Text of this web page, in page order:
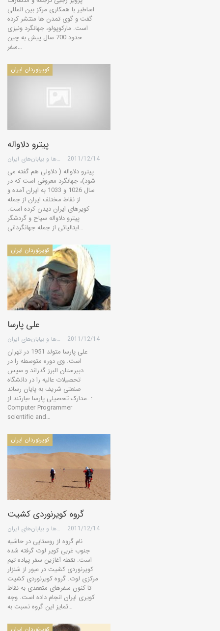
اساطیر با همكاری مركز بین المللی
گفت و گوی تمدن ها منتشر كرده
است. ماركوپولو، جهانگرد ونیزی
حدود 700 سال پیش به چین
سفر…
کویرنوردان ایران
پیترو دلاواله
گروه کویرها و بیابان‌های ایران 2011/12/14
پیترو دلاواله ( دلاولی هم گفته می
شود)، جهانگرد معروفی است که در
سال 1026 و 1033 به ایران آمده و
از نقاط مختلف ایران از جمله
کویرهای ایران دیدن کرده است.
پیترو دلاواله سیاح و گردشگر
ایتالیائی از جمله جهانگردانی…
کویرنوردان ایران
علی پارسا
گروه کویرها و بیابان‌های ایران 2011/12/14
علی پارسا متولد 1951 در تهران
است. وی دوره متوسطه را در
دبیرستان البرز گذراند و سپس
تحصیلات عالیه را در دانشگاه
صنعتی شریف به پایان رساند
.مدارک تحصیلی پارسا عبارتند از :
Computer Programmer
scientific and…
کویرنوردان ایران
گروه کویرنوردی کشیت
گروه کویرها و بیابان‌های ایران 2011/12/14
نام گروه از روستایی در حاشیه
جنوب غربی کویر لوت گرفته شده
است. نقطه آغازین سفر پیاده تیم
کویرنوردی کشیت در عبور از شنزار
مرکزی لوت. گروه کویرنوردی کشیت
تا کنون سفرهای متععدی به نقاط
کویری ایران انجام داده است. وجه
تمایز این گروه نسبت به…